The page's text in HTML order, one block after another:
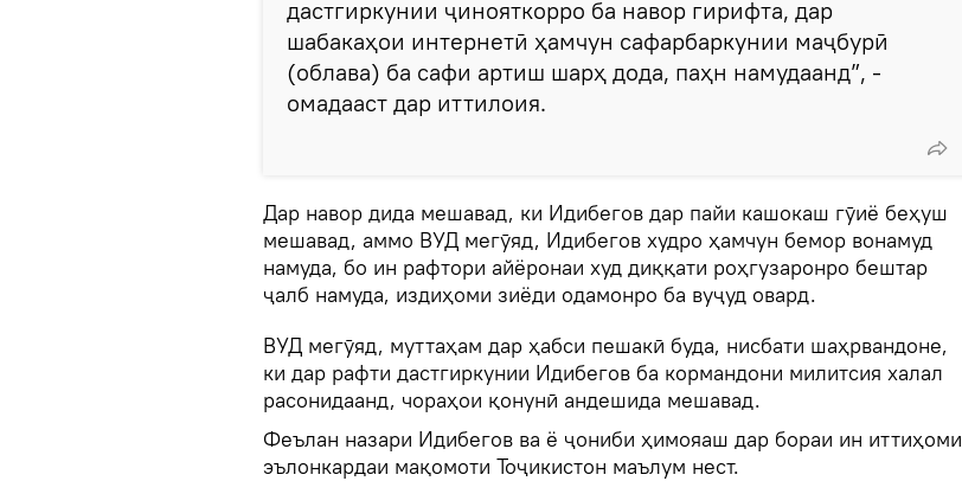
дастгиркунии ҷинояткорро ба навор гирифта, дар
шабакаҳои интернетӣ ҳамчун сафарбаркунии маҷбурӣ
(облава) ба сафи артиш шарҳ дода, паҳн намудаанд”, -
омадааст дар иттилоия.
Дар навор дида мешавад, ки Идибегов дар пайи кашокаш гӯиё беҳуш
мешавад, аммо ВУД мегӯяд, Идибегов худро ҳамчун бемор вонамуд
намуда, бо ин рафтори айёронаи худ диққати роҳгузаронро бештар
ҷалб намуда, издиҳоми зиёди одамонро ба вуҷуд овард.
ВУД мегӯяд, муттаҳам дар ҳабси пешакӣ буда, нисбати шаҳрвандоне,
ки дар рафти дастгиркунии Идибегов ба кормандони милитсия халал
расонидаанд, чораҳои қонунӣ андешида мешавад.
Феълан назари Идибегов ва ё ҷониби ҳимояаш дар бораи ин иттиҳоми
эълонкардаи мақомоти Тоҷикистон маълум нест.